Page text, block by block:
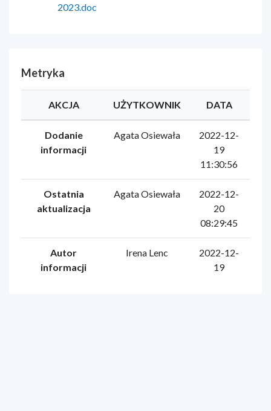
2023.doc
Metryka
AKCJA UŻYTKOWNIK DATA
Dodanie
informacji
Agata Osiewała
2022-12-
19
11:30:56
Ostatnia
aktualizacja
Agata Osiewała
2022-12-
20
08:29:45
Autor
informacji
Irena Lenc
2022-12-
19